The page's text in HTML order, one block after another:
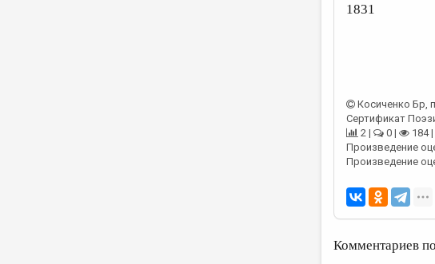
1831
Косиченко Бр,
Сертификат
2 |
0 | 184 |
Произведение
Произведение
Комментариев